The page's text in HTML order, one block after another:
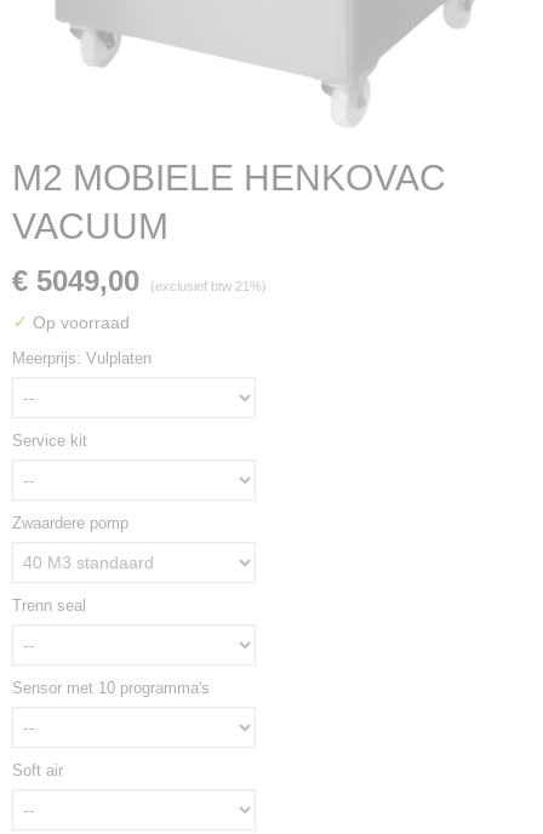
M2 MOBIELE HENKOVAC
VACUUM
€ 5049,00 (exclusief btw 21%)
✓ Op voorraad
Meerprijs: Vulplaten
Service kit
Zwaardere pomp
Trenn seal
Sensor met 10 programma's
Soft air